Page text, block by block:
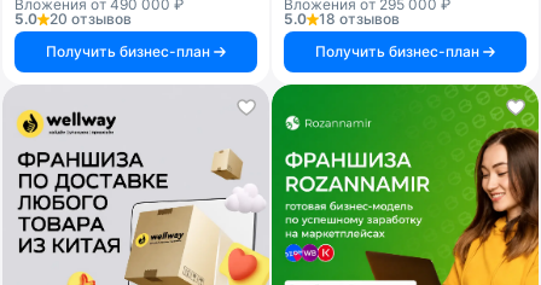
Вложения от 490 000 ₽
5.0
20 отзывов
Получить бизнес-план
Вложения от 295 000 ₽
5.0
18 отзывов
Получить бизнес-план